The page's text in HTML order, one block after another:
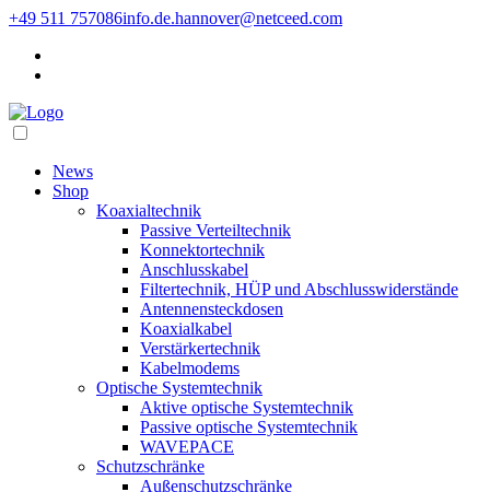
+49 511 757086info.de.hannover@netceed.com
News
Shop
Koaxialtechnik
Passive Verteiltechnik
Konnektortechnik
Anschlusskabel
Filtertechnik, HÜP und Abschlusswiderstände
Antennensteckdosen
Koaxialkabel
Verstärkertechnik
Kabelmodems
Optische Systemtechnik
Aktive optische Systemtechnik
Passive optische Systemtechnik
WAVEPACE
Schutzschränke
Außenschutzschränke